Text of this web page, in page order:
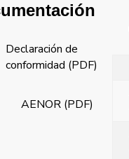
Declaración de
conformidad (PDF)
AENOR (PDF)